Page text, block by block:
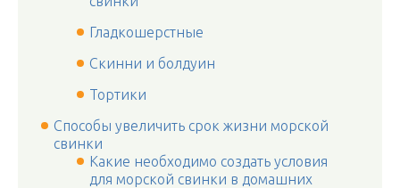
Гладкошерстные
Скинни и болдуин
Тортики
Способы увеличить срок жизни морской
свинки
Какие необходимо создать условия
для морской свинки в домашних